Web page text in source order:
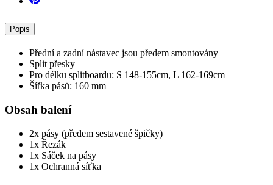
Popis
Přední a zadní nástavec jsou předem smontovány
Split přesky
Pro délku splitboardu: S 148-155cm, L 162-169cm
Šířka pásů: 160 mm
Obsah balení
2x pásy (předem sestavené špičky)
1x Řezák
1x Sáček na pásy
1x Ochranná síťka